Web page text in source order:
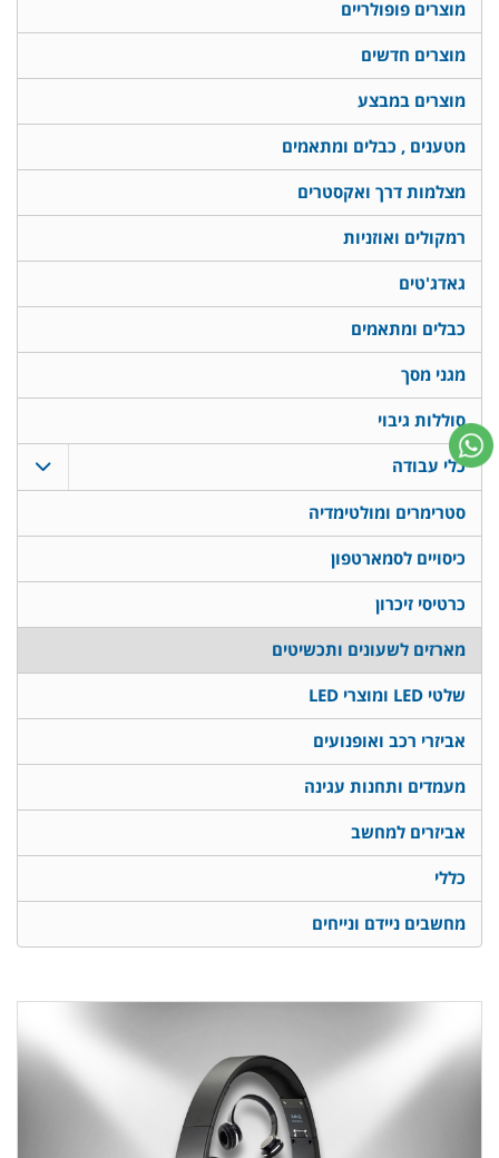
מוצרים פופולריים
מוצרים חדשים
מוצרים במבצע
מטענים , כבלים ומתאמים
מצלמות דרך ואקסטרים
רמקולים ואוזניות
גאדג'טים
כבלים ומתאמים
מגני מסך
סוללות גיבוי
כלי עבודה
סטרימרים ומולטימדיה
כיסויים לסמארטפון
כרטיסי זיכרון
מארזים לשעונים ותכשיטים
שלטי LED ומוצרי LED
אביזרי רכב ואופנועים
מעמדים ותחנות עגינה
אביזרים למחשב
כללי
מחשבים ניידם ונייחים